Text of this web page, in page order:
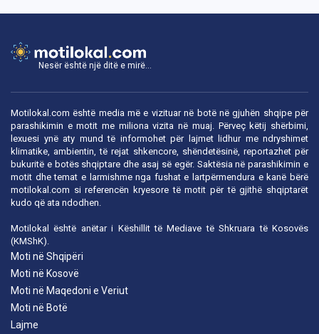
Nesër është një ditë e mirë...
Motilokal.com është media më e vizituar në botë në gjuhën shqipe për
parashikimin e motit me miliona vizita në muaj. Përveç këtij shërbimi,
lexuesi ynë aty mund të informohet për lajmet lidhur me ndryshimet
klimatike, ambientin, të rejat shkencore, shëndetësinë, reportazhet për
bukuritë e botës shqiptare dhe asaj së egër. Saktësia në parashikimin e
motit dhe temat e larmishme nga fushat e lartpërmendura e kanë bërë
motilokal.com si referencën kryesore të motit për të gjithë shqiptarët
kudo që ata ndodhen.
Motilokal është anëtar i Këshillit të Mediave të Shkruara të Kosovës
(KMShK).
Moti në Shqipëri
Moti në Kosovë
Moti në Maqedoni e Veriut
Moti në Botë
Lajme